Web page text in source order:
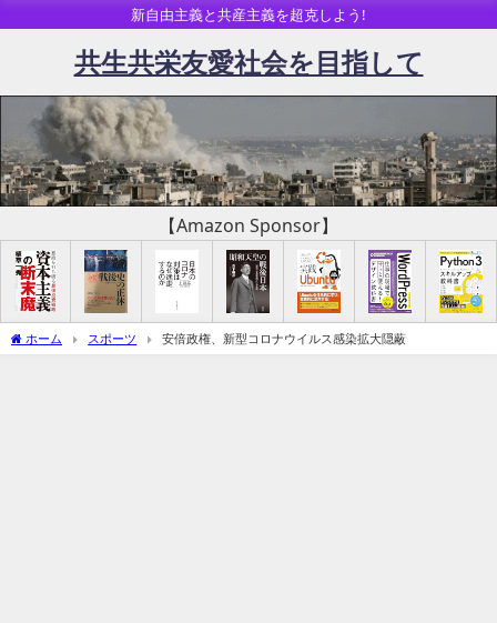
新自由主義と共産主義を超克しよう!
共生共栄友愛社会を目指して
【Amazon Sponsor】
ホーム スポーツ 安倍政権、新型コロナウイルス感染拡大隠蔽